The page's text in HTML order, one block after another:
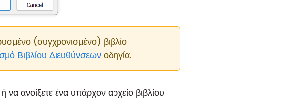
(συγχρονισμένο) βιβλίο
Βιβλίου Διευθύνσεων οδηγία.
να ανοίξετε ένα υπάρχον αρχείο βιβλίου